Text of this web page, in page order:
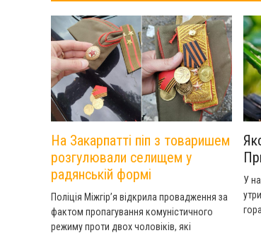
На Закарпатті піп з товаришем
розгулювали селищем у
радянській формі
Поліція Міжгірʼя відкрила провадження за
фактом пропагування комуністичного
режиму проти двох чоловіків, які
У